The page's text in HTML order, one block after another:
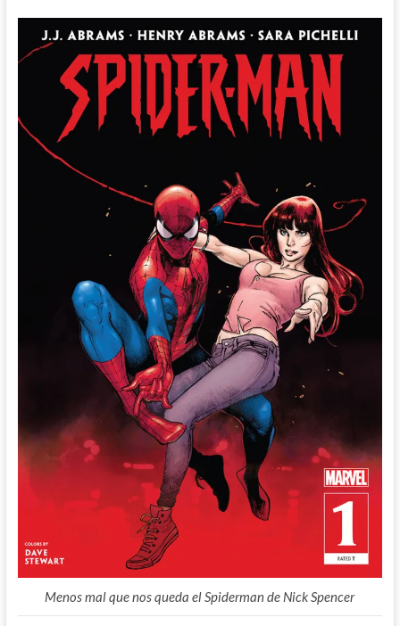
Menos mal que nos queda el Spiderman de Nick Spencer